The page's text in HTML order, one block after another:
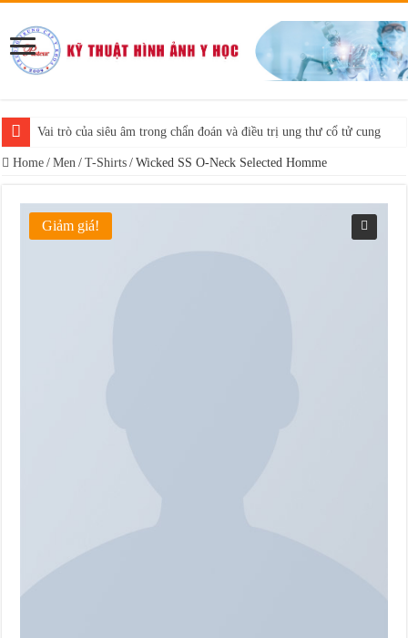
Vai trò của siêu âm trong chẩn đoán và điều trị ung thư cổ tử cung
Home / Men / T-Shirts / Wicked SS O-Neck Selected Homme
Giảm giá!